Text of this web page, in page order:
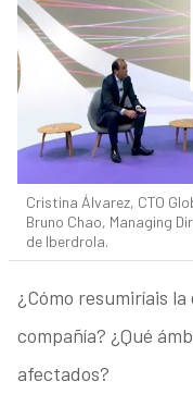
Cristina Álvarez, CTO
Bruno Chao, Managing
de Iberdrola.
¿Cómo resumiríais
compañía? ¿Qué
afectados?